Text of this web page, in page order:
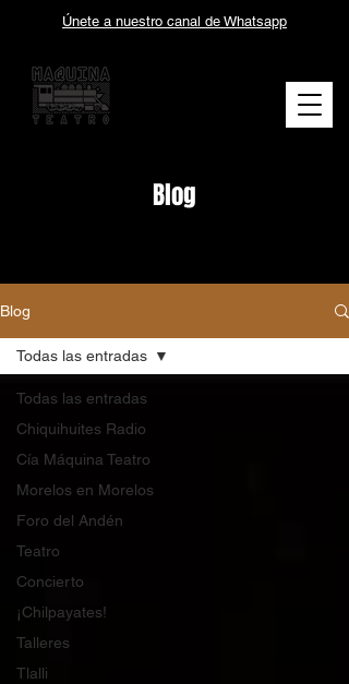
Únete a nuestro canal de Whatsapp
Blog
Blog
Todas las entradas
Chiquihuites Radio
Cía Máquina Teatro
Morelos en Morelos
Foro del Andén
Teatro
Concierto
¡Chilpayates!
Talleres
Tlalli
Todas las entradas